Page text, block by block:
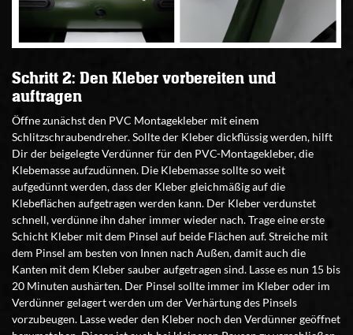
Schritt 2: Den Kleber vorbereiten und
auftragen
Öffne zunächst den PVC Montagekleber mit einem
Schlitzschraubendreher. Sollte der Kleber dickflüssig werden, hilft
Dir der beigelegte Verdünner für den PVC-Montagekleber, die
Klebemasse aufzudünnen. Die Klebemasse sollte so weit
aufgedünnt werden, dass der Kleber gleichmäßig auf die
Klebeflächen aufgetragen werden kann. Der Kleber verdunstet
schnell, verdünne ihn daher immer wieder nach. Trage eine erste
Schicht Kleber mit dem Pinsel auf beide Flächen auf. Streiche mit
dem Pinsel am besten von Innen nach Außen, damit auch die
Kanten mit dem Kleber sauber aufgetragen sind. Lasse es nun 15 bis
20 Minuten aushärten. Der Pinsel sollte immer im Kleber oder im
Verdünner gelagert werden um der Verhärtung des Pinsels
vorzubeugen. Lasse weder den Kleber noch den Verdünner geöffnet